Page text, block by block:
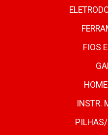
FIOS
INSTR.